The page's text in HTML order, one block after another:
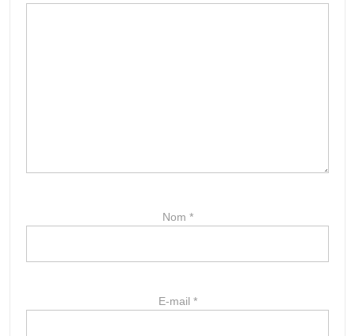
Nom *
E-mail *